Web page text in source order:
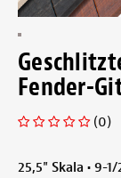
Fender-
(0)
25,5" Skala • 9-